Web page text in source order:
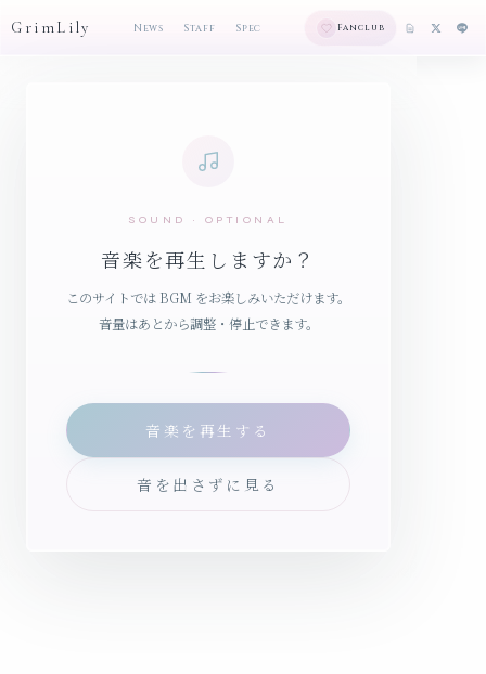
SOUND · OPTIONAL
音楽を再生しますか？
このサイトでは BGM をお楽しみいただけます。
音量はあとから調整・停止できます。
音楽を再生する
音を出さずに見る
GrimLily News Staff Spec Fanclub